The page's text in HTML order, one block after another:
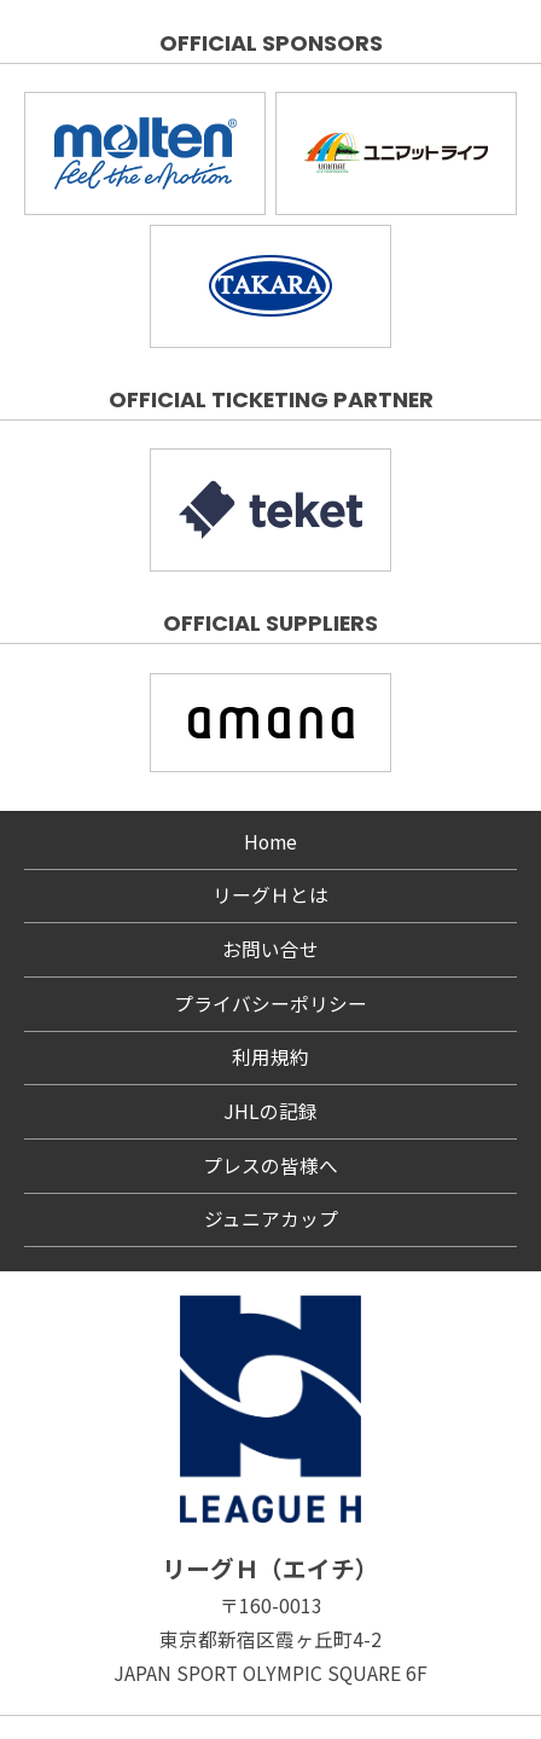
OFFICIAL SPONSORS
OFFICIAL TICKETING PARTNER
OFFICIAL SUPPLIERS
Home
リーグＨとは
お問い合せ
プライバシーポリシー
利用規約
JHLの記録
プレスの皆様へ
ジュニアカップ
リーグＨ（エイチ）
〒160-0013
東京都新宿区霞ヶ丘町4-2
JAPAN SPORT OLYMPIC SQUARE 6F